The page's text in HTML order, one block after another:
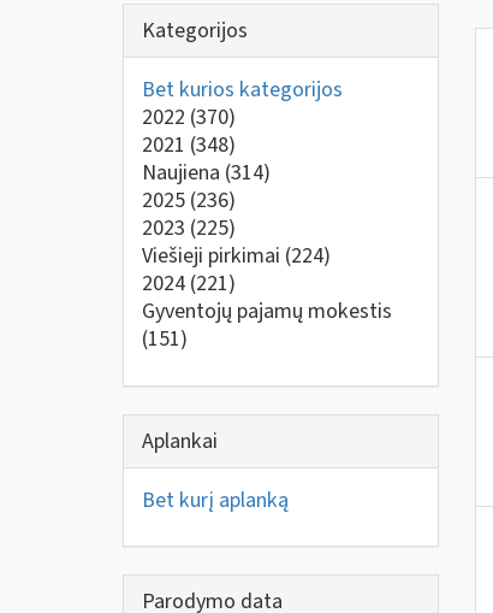
Kategorijos
Bet kurios kategorijos
2022 (370)
2021 (348)
Naujiena (314)
2025 (236)
2023 (225)
Viešieji pirkimai (224)
2024 (221)
Gyventojų pajamų mokestis
(151)
Aplankai
Bet kurį aplanką
Parodymo data